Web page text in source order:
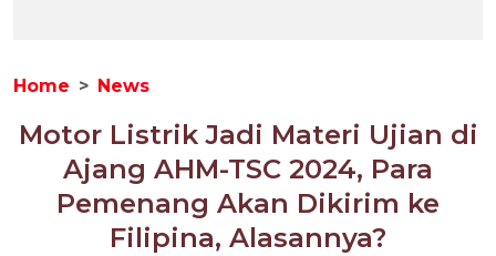
Home News
Motor Listrik Jadi Materi Ujian di
Ajang AHM-TSC 2024, Para
Pemenang Akan Dikirim ke
Filipina, Alasannya?